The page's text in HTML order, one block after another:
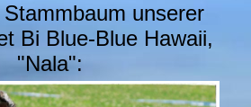
unserer
Bi Blue-Blue Hawaii,
"Nala":